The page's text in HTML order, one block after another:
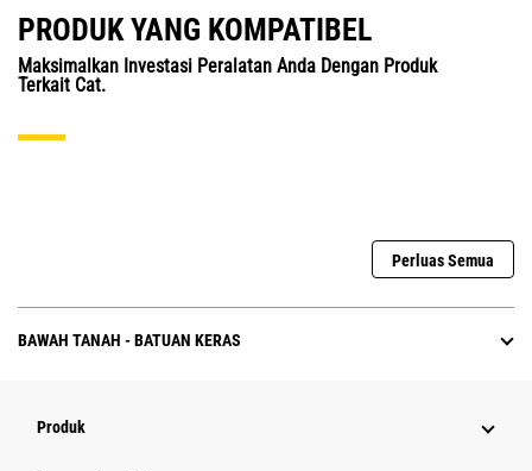
PRODUK YANG KOMPATIBEL
Maksimalkan Investasi Peralatan Anda Dengan Produk
Terkait Cat.
Perluas Semua
BAWAH TANAH - BATUAN KERAS
Produk